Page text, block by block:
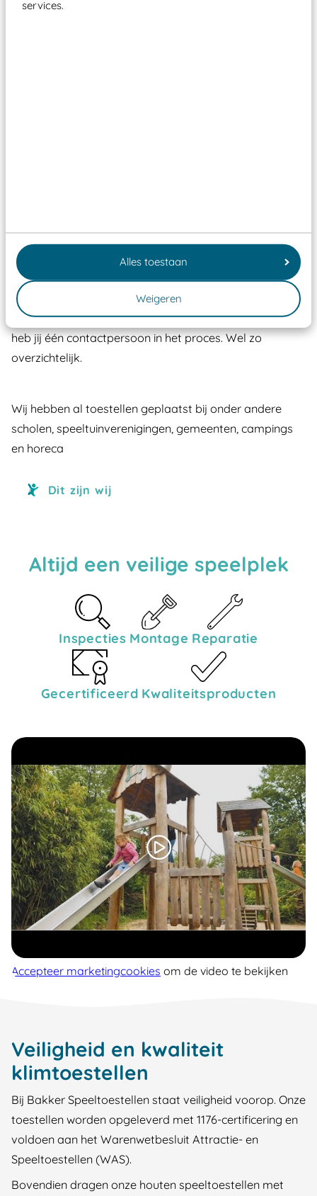
services.
Alles toestaan
Weigeren
mee – van eerste schets tot plaatsing. Dankzij deze full-
service aanpak creëren we de optimale speelomgeving
voor iedereen.
Ook prettig: wij werken nauw samen met
grondverzetbedrijven, hoveniers en stratenmakers. Zo
heb jij één contactpersoon in het proces. Wel zo
overzichtelijk.
Wij hebben al toestellen geplaatst bij onder andere
scholen, speeltuinverenigingen, gemeenten, campings
en horeca
Dit zijn wij
Altijd een veilige speelplek
Inspecties Montage Reparatie
Gecertificeerd Kwaliteitsproducten
Accepteer marketingcookies om de video te bekijken
Veiligheid en kwaliteit
klimtoestellen
Bij Bakker Speeltoestellen staat veiligheid voorop. Onze
toestellen worden opgeleverd met 1176-certificering en
voldoen aan het Warenwetbesluit Attractie- en
Speeltoestellen (WAS).
Bovendien dragen onze houten speeltoestellen met